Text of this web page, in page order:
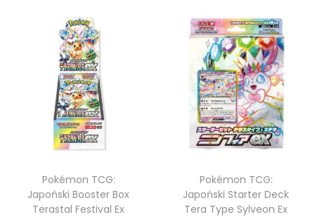
Pokémon TCG:
Japoński Booster Box
Terastal Festival Ex
Pokémon TCG:
Japoński Starter Deck
Tera Type Sylveon Ex